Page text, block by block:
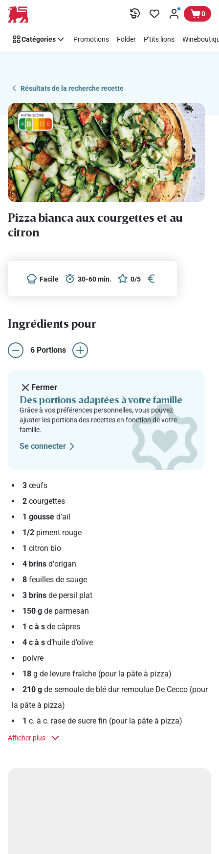
Passer
Recipe
Details
0
Catégories Promotions Folder P'tits lions
Résultats de la recherche recette
Pizza bianca aux courgettes et au
citron
Facile 30-60 min. 0/5
Ingrédients pour
6 Portions
Fermer
Des portions adaptées à votre famille
Grâce à vos préférences personnelles, vous pouvez
ajuster les portions des recettes en fonction de votre
famille.
Se connecter
3 œufs
2 courgettes
1 gousse d'ail
1/2 piment rouge
1 citron bio
4 brins d'origan
8 feuilles de sauge
3 brins de persil plat
150 g de parmesan
1 c à s de câpres
4 c à s d’huile d’olive
poivre
18 g de levure fraîche (pour la pâte à pizza)
210 g de semoule de blé dur remoulue De Cecco (pour
la pâte à pizza)
1 c. à c. rase de sucre fin (pour la pâte à pizza)
Afficher plus